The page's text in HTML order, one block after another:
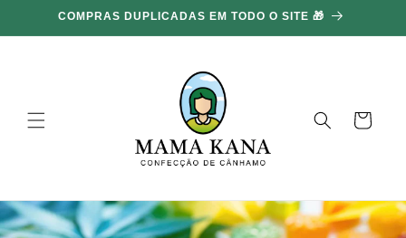
ir para o
conteúdo
COMPRAS DUPLICADAS EM TODO O SITE 🎁
Carrinho